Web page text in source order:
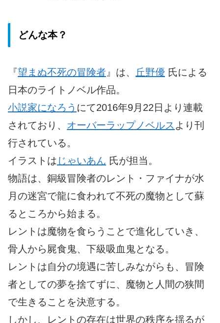
どんな本？
『望まぬ不死の冒険者 』は、 丘野優 氏による
日本のライトノベル作品。
小説家になろう にて2016年9月22日より連載
されており、 オーバーラップノベルス より刊
行されている。
イラストは じゃいあん 氏が担当。
物語は、銅級冒険者のレント・ファイナが水
月の迷宮で龍に食われて不死の魔物として蘇
るところから始まる。
レントは魔物を食らうことで進化していき、
骨人から屍食鬼、下級吸血鬼となる。
レントは自分の境遇に苦しみながらも、冒険
者としての夢を捨てずに、魔物と人間の狭間
で生きることを決意する。
しかし、レントの存在は世界の秩序を揺るが